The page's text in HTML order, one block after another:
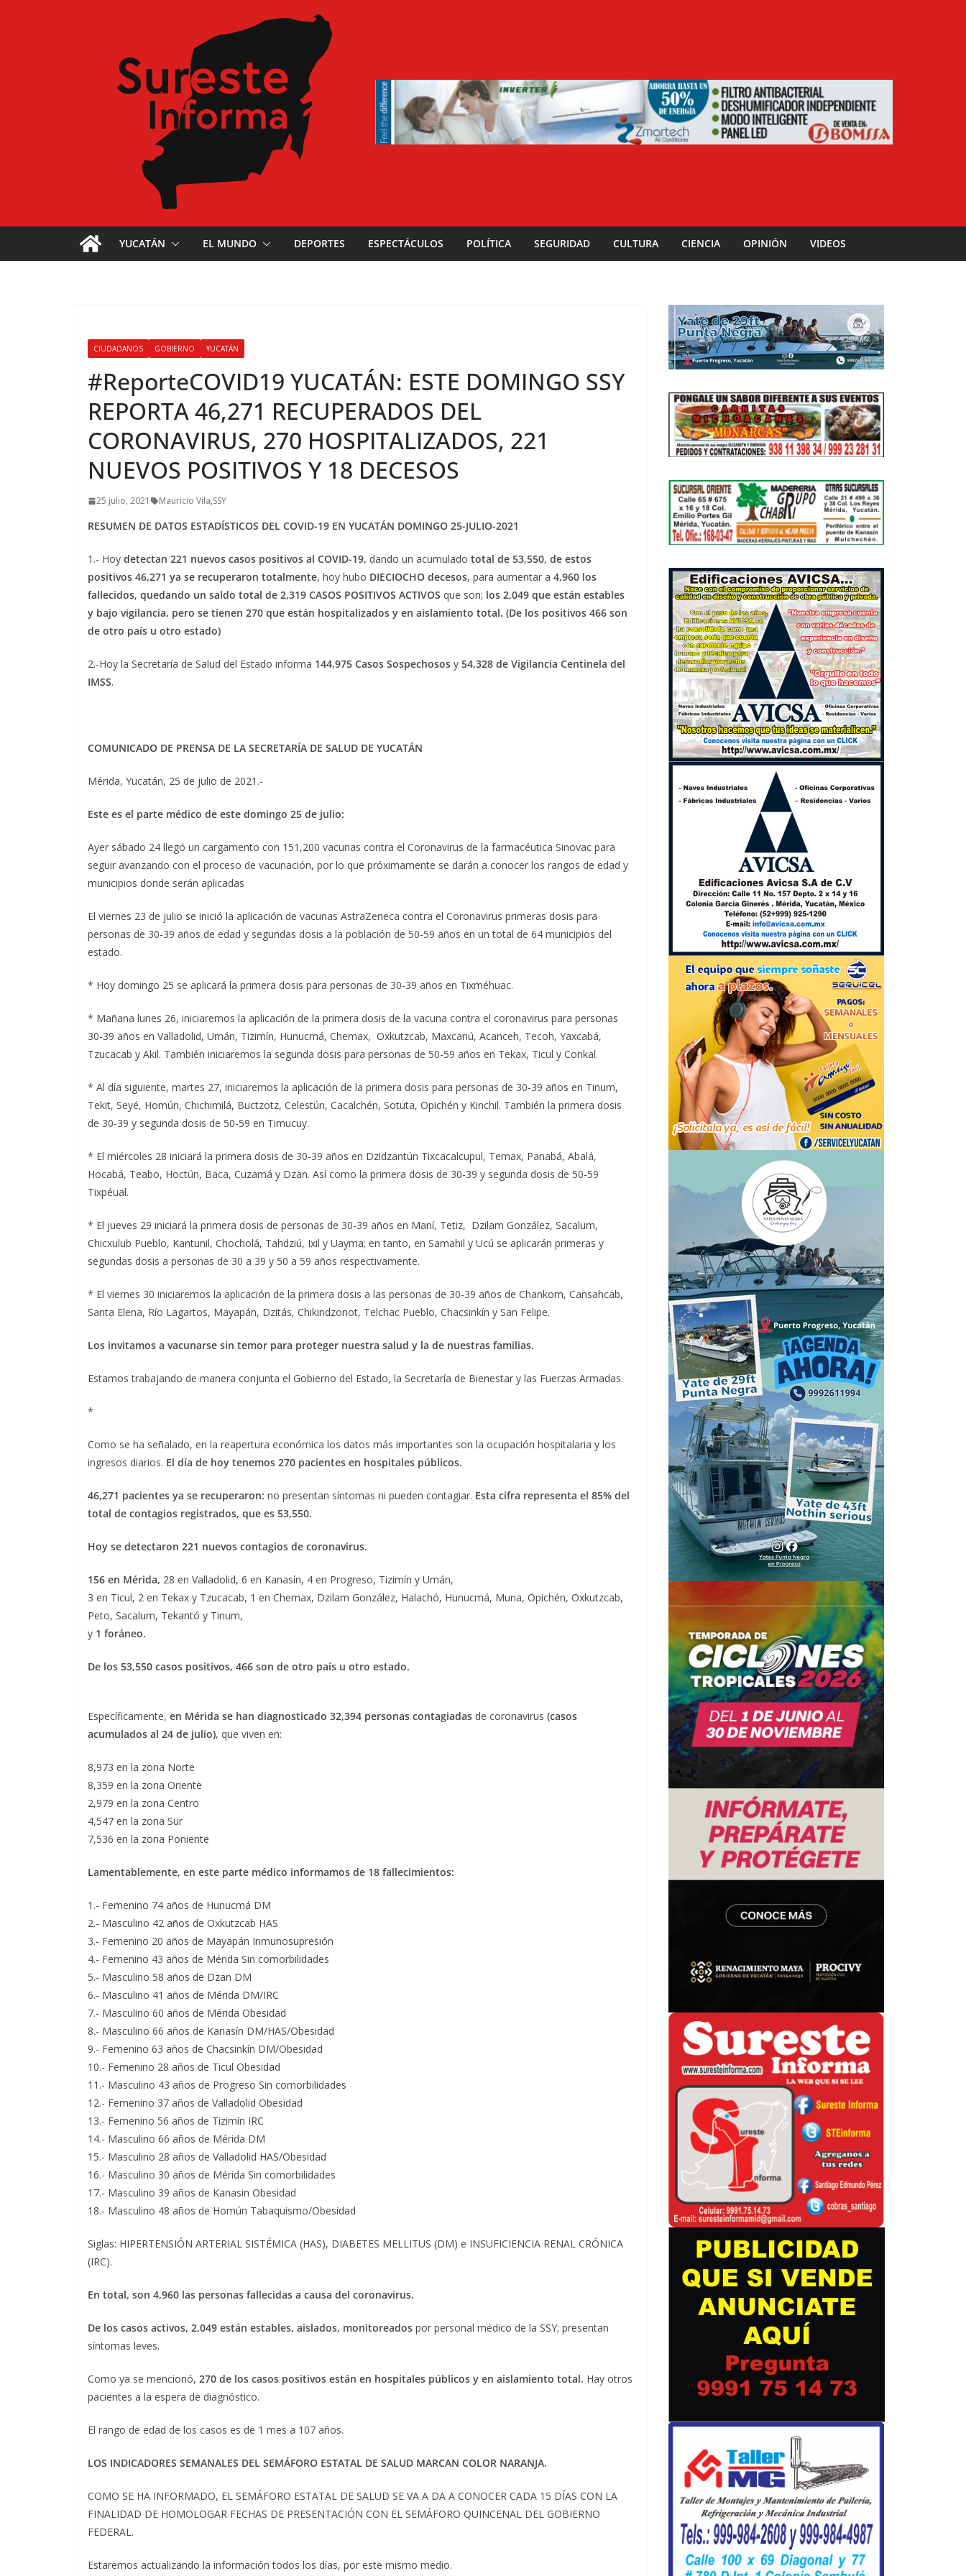
YUCATÁN EL MUNDO DEPORTES ESPECTÁCULOS POLÍTICA SEGURIDAD CULTURA CIENCIA OPINIÓN VIDEOS
CIUDADANOS GOBIERNO YUCATÁN
#ReporteCOVID19 YUCATÁN: ESTE DOMINGO SSY
REPORTA 46,271 RECUPERADOS DEL
CORONAVIRUS, 270 HOSPITALIZADOS, 221
NUEVOS POSITIVOS Y 18 DECESOS
25 julio, 2021 Mauricio Vila,SSY
RESUMEN DE DATOS ESTADÍSTICOS DEL COVID-19 EN YUCATÁN DOMINGO 25-JULIO-2021
1.- Hoy detectan 221 nuevos casos positivos al COVID-19, dando un acumulado total de 53,550, de estos
positivos 46,271 ya se recuperaron totalmente, hoy hubo DIECIOCHO decesos, para aumentar a 4,960 los
fallecidos, quedando un saldo total de 2,319 CASOS POSITIVOS ACTIVOS que son; los 2,049 que están estables
y bajo vigilancia, pero se tienen 270 que están hospitalizados y en aislamiento total. (De los positivos 466 son
de otro país u otro estado)
2.-Hoy la Secretaría de Salud del Estado informa 144,975 Casos Sospechosos y 54,328 de Vigilancia Centinela del
IMSS.
COMUNICADO DE PRENSA DE LA SECRETARÍA DE SALUD DE YUCATÁN
Mérida, Yucatán, 25 de julio de 2021.-
Este es el parte médico de este domingo 25 de julio:
Ayer sábado 24 llegó un cargamento con 151,200 vacunas contra el Coronavirus de la farmacéutica Sinovac para
seguir avanzando con el proceso de vacunación, por lo que próximamente se darán a conocer los rangos de edad y
municipios donde serán aplicadas
El viernes 23 de julio se inició la aplicación de vacunas AstraZeneca contra el Coronavirus primeras dosis para
personas de 30-39 años de edad y segundas dosis a la población de 50-59 años en un total de 64 municipios del
estado.
* Hoy domingo 25 se aplicará la primera dosis para personas de 30-39 años en Tixméhuac.
* Mañana lunes 26, iniciaremos la aplicación de la primera dosis de la vacuna contra el coronavirus para personas
30-39 años en Valladolid, Umán, Tizimín, Hunucmá, Chemax, Oxkutzcab, Maxcanú, Acanceh, Tecoh, Yaxcabá,
Tzucacab y Akil. También iniciaremos la segunda dosis para personas de 50-59 años en Tekax, Ticul y Conkal.
* Al día siguiente, martes 27, iniciaremos la aplicación de la primera dosis para personas de 30-39 años en Tinum,
Tekit, Seyé, Homún, Chichimilá, Buctzotz, Celestún, Cacalchén, Sotuta, Opichén y Kinchil. También la primera dosis
de 30-39 y segunda dosis de 50-59 en Timucuy.
* El miércoles 28 iniciará la primera dosis de 30-39 años en Dzidzantún Tixcacalcupul, Temax, Panabá, Abalá,
Hocabá, Teabo, Hoctún, Baca, Cuzamá y Dzan. Así como la primera dosis de 30-39 y segunda dosis de 50-59
Tixpéual.
* El jueves 29 iniciará la primera dosis de personas de 30-39 años en Maní, Tetiz, Dzilam González, Sacalum,
Chicxulub Pueblo, Kantunil, Chocholá, Tahdziú, Ixil y Uayma; en tanto, en Samahil y Ucú se aplicarán primeras y
segundas dosis a personas de 30 a 39 y 50 a 59 años respectivamente.
* El viernes 30 iniciaremos la aplicación de la primera dosis a las personas de 30-39 años de Chankom, Cansahcab,
Santa Elena, Río Lagartos, Mayapán, Dzitás, Chikindzonot, Telchac Pueblo, Chacsinkín y San Felipe.
Los invitamos a vacunarse sin temor para proteger nuestra salud y la de nuestras familias.
Estamos trabajando de manera conjunta el Gobierno del Estado, la Secretaría de Bienestar y las Fuerzas Armadas.
*
Como se ha señalado, en la reapertura económica los datos más importantes son la ocupación hospitalaria y los
ingresos diarios. El día de hoy tenemos 270 pacientes en hospitales públicos.
46,271 pacientes ya se recuperaron: no presentan síntomas ni pueden contagiar. Esta cifra representa el 85% del
total de contagios registrados, que es 53,550.
Hoy se detectaron 221 nuevos contagios de coronavirus.
156 en Mérida, 28 en Valladolid, 6 en Kanasín, 4 en Progreso, Tizimín y Umán,
3 en Ticul, 2 en Tekax y Tzucacab, 1 en Chemax, Dzilam González, Halachó, Hunucmá, Muna, Opichén, Oxkutzcab,
Peto, Sacalum, Tekantó y Tinum,
y 1 foráneo.
De los 53,550 casos positivos, 466 son de otro país u otro estado.
Específicamente, en Mérida se han diagnosticado 32,394 personas contagiadas de coronavirus (casos
acumulados al 24 de julio), que viven en:
8,973 en la zona Norte
8,359 en la zona Oriente
2,979 en la zona Centro
4,547 en la zona Sur
7,536 en la zona Poniente
Lamentablemente, en este parte médico informamos de 18 fallecimientos:
1.- Femenino 74 años de Hunucmá DM
2.- Masculino 42 años de Oxkutzcab HAS
3.- Femenino 20 años de Mayapán Inmunosupresión
4.- Femenino 43 años de Mérida Sin comorbilidades
5.- Masculino 58 años de Dzan DM
6.- Masculino 41 años de Mérida DM/IRC
7.- Masculino 60 años de Mérida Obesidad
8.- Masculino 66 años de Kanasín DM/HAS/Obesidad
9.- Femenino 63 años de Chacsinkín DM/Obesidad
10.- Femenino 28 años de Ticul Obesidad
11.- Masculino 43 años de Progreso Sin comorbilidades
12.- Femenino 37 años de Valladolid Obesidad
13.- Femenino 56 años de Tizimín IRC
14.- Masculino 66 años de Mérida DM
15.- Masculino 28 años de Valladolid HAS/Obesidad
16.- Masculino 30 años de Mérida Sin comorbilidades
17.- Masculino 39 años de Kanasin Obesidad
18.- Masculino 48 años de Homún Tabaquismo/Obesidad
Siglas: HIPERTENSIÓN ARTERIAL SISTÉMICA (HAS), DIABETES MELLITUS (DM) e INSUFICIENCIA RENAL CRÓNICA
(IRC).
En total, son 4,960 las personas fallecidas a causa del coronavirus.
De los casos activos, 2,049 están estables, aislados, monitoreados por personal médico de la SSY; presentan
síntomas leves.
Como ya se mencionó, 270 de los casos positivos están en hospitales públicos y en aislamiento total. Hay otros
pacientes a la espera de diagnóstico.
El rango de edad de los casos es de 1 mes a 107 años.
LOS INDICADORES SEMANALES DEL SEMÁFORO ESTATAL DE SALUD MARCAN COLOR NARANJA.
COMO SE HA INFORMADO, EL SEMÁFORO ESTATAL DE SALUD SE VA A DA A CONOCER CADA 15 DÍAS CON LA
FINALIDAD DE HOMOLOGAR FECHAS DE PRESENTACIÓN CON EL SEMÁFORO QUINCENAL DEL GOBIERNO
FEDERAL.
Estaremos actualizando la información todos los días, por este mismo medio.